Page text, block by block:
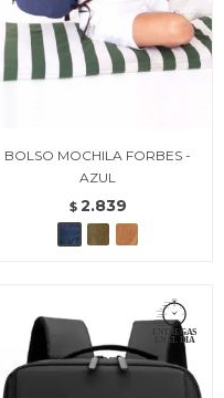
BOLSO MOCHILA FORBES -
AZUL
$ 2.839